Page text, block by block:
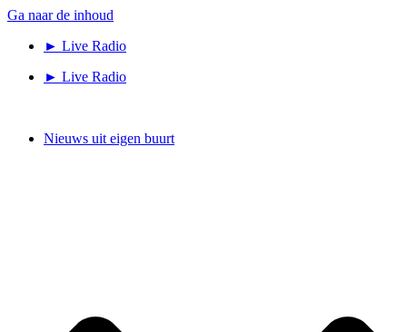
Ga naar de inhoud
► Live Radio
► Live Radio
Nieuws uit eigen buurt